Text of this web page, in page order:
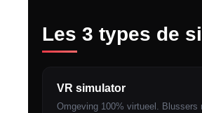
Les 3 types de
VR simulator
Omgeving 100% virtueel. Blussers